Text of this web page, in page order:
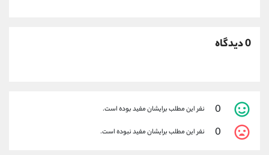
0 دیدگاه
0 نفر این مطلب برایشان مفید بوده است.
0 نفر این مطلب برایشان مفید نبوده است.